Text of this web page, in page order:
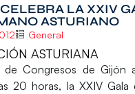
CELEBRA LA XXIV
ASTURIANO
General
ASTURIANA
de Congresos de Gijón
20 horas, la XXIV Gala